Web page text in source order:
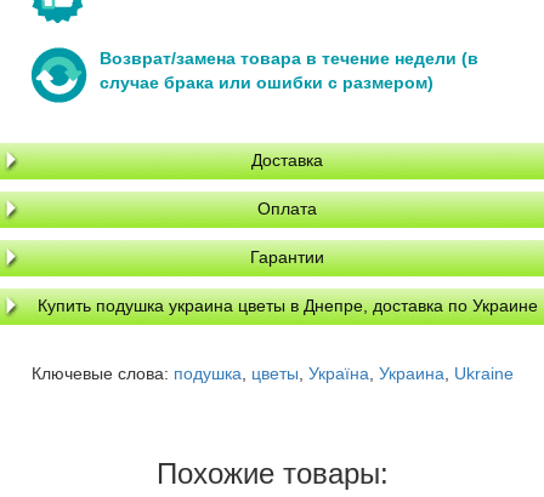
Возврат/замена товара в течение недели (в
случае брака или ошибки с размером)
Доставка
Оплата
Гарантии
Купить подушка украина цветы в Днепре, доставка по Украине
Ключевые слова: подушка цветы Україна Украина Ukraine
Похожие товары: